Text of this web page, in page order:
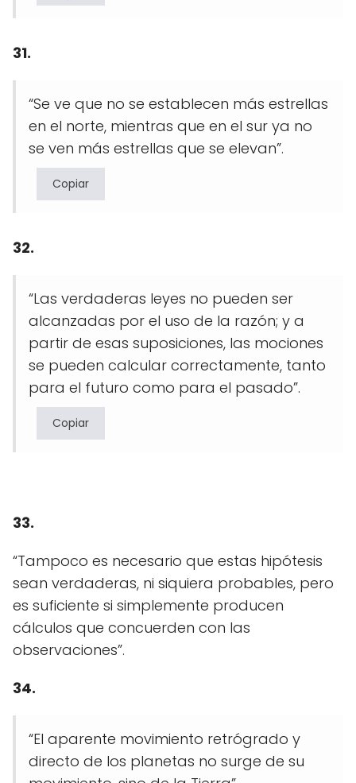
31.
“Se ve que no se establecen más estrellas
en el norte, mientras que en el sur ya no
se ven más estrellas que se elevan”.
Copiar
32.
“Las verdaderas leyes no pueden ser
alcanzadas por el uso de la razón; y a
partir de esas suposiciones, las mociones
se pueden calcular correctamente, tanto
para el futuro como para el pasado”.
Copiar
33.
“Tampoco es necesario que estas hipótesis
sean verdaderas, ni siquiera probables, pero
es suficiente si simplemente producen
cálculos que concuerden con las
observaciones”.
34.
“El aparente movimiento retrógrado y
directo de los planetas no surge de su